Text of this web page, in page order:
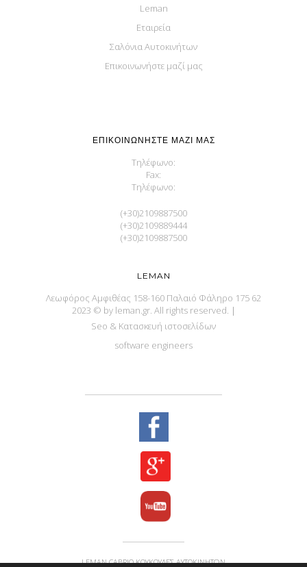
Leman
Εταιρεία
Σαλόνια Αυτοκινήτων
Επικοινωνήστε μαζί μας
ΕΠΙΚΟΙΝΩΝΉΣΤΕ ΜΑΖΊ ΜΑΣ
Τηλέφωνο:
Fax:
Τηλέφωνο:
(+30)2109887500
(+30)2109889444
(+30)2109887500
LEMAN
Λεωφόρος Αμφιθέας 158-160 Παλαιό Φάληρο 175 62
2023 © by leman.gr. All rights reserved. |
Seo & Κατασκευή ιστοσελίδων
software engineers
LEMAN CABRIO ΚΟΥΚΟΎΛΕΣ ΑΥΤΟΚΙΝΉΤΩΝ